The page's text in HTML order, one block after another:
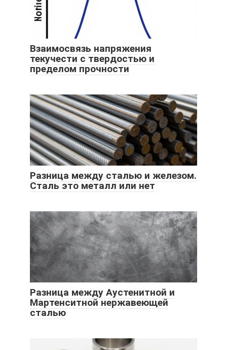
Взаимосвязь напряжения
текучести с твердостью и
пределом прочности
Разница между сталью и железом.
Сталь это металл или нет
Разница между Аустенитной и
Мартенситной нержавеющей
сталью